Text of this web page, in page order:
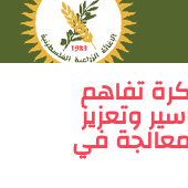
تفاهم
وتعزيز
في